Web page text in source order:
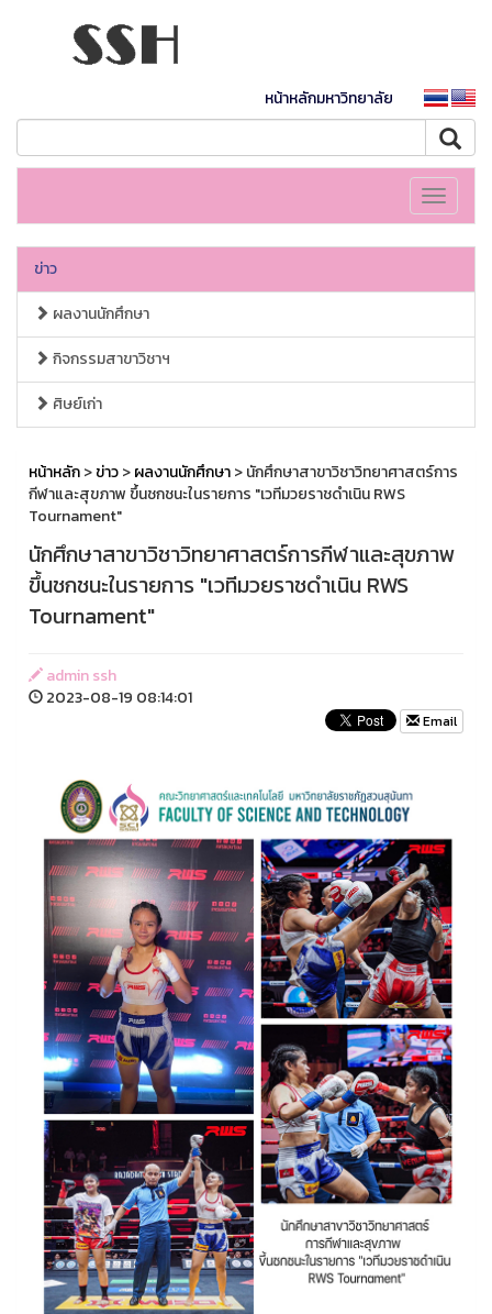
หน้าหลักมหาวิทยาลัย
Toggle
ข่าว
ผลงานนักศึกษา
กิจกรรมสาขาวิชาฯ
ศิษย์เก่า
หน้าหลัก>ข่าว>ผลงานนักศึกษา> นักศึกษาสาขาวิชาวิทยาศาสตร์การ
กีฬาและสุขภาพ ขึ้นชกชนะในรายการ "เวทีมวยราชดำเนิน RWS
Tournament"
นักศึกษาสาขาวิชาวิทยาศาสตร์การกีฬาและสุขภาพ
ขึ้นชกชนะในรายการ "เวทีมวยราชดำเนิน RWS
Tournament"
admin ssh
2023-08-19 08:14:01
Email